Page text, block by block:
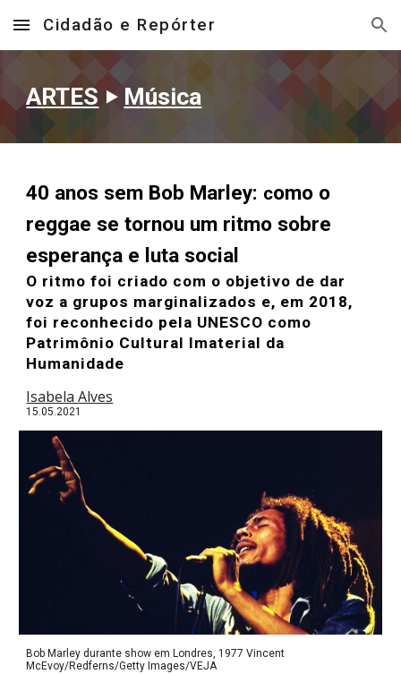
Skip to main content Skip to navigation
Cidadão e Repórter
ARTES ‣ Música
40 anos sem Bob Marley: como o
reggae se tornou um ritmo sobre
esperança e luta social
O ritmo foi criado com o objetivo de dar
voz a grupos marginalizados e, em 2018,
foi reconhecido pela UNESCO como
Patrimônio Cultural Imaterial da
Humanidade
Isabela Alves
15.05.2021
Bob Marley durante show em Londres, 1977 Vincent
McEvoy/Redferns/Getty Images/VEJA